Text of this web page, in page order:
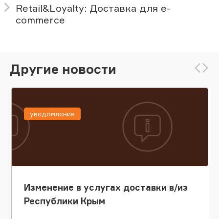
Retail&Loyalty: Доставка для e-
сommerce
Другие новости
Изменение в услугах доставки в/из
Республики Крым
уведомления